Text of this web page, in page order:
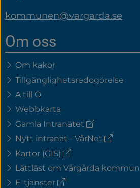
kommunen@vargarda.se
Om oss
Om kakor
Tillgänglighetsredogörelse
A till Ö
Webbkarta
Gamla Intranätet (extern
länk)
Nytt intranät - VårNet (extern
Kartor (GIS) (extern
länk)
Lättläst om Vårgårda kommun
E-tjänster (extern